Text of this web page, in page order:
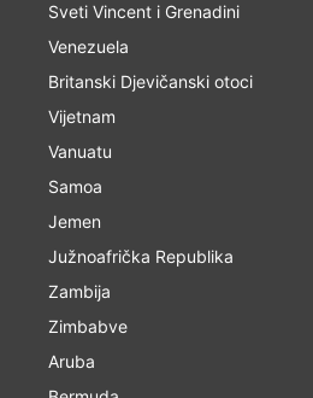
Sveti Vincent i Grenadini
Venezuela
Britanski Djevičanski otoci
Vijetnam
Vanuatu
Samoa
Jemen
Južnoafrička Republika
Zambija
Zimbabve
Aruba